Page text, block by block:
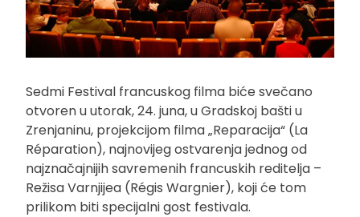
Sedmi Festival francuskog filma biće svečano
otvoren u utorak, 24. juna, u Gradskoj bašti u
Zrenjaninu, projekcijom filma „Reparacija“ (La
Réparation), najnovijeg ostvarenja jednog od
najznačajnijih savremenih francuskih reditelja –
Režisa Varnjijea (Régis Wargnier), koji će tom
prilikom biti specijalni gost festivala.